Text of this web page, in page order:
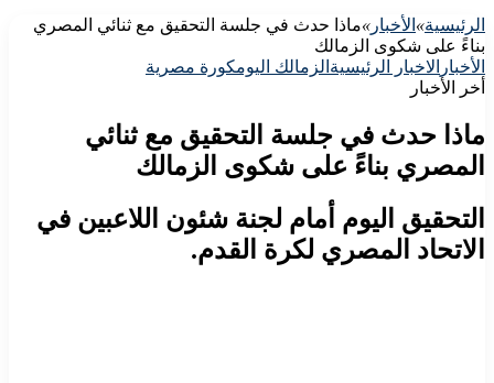
الرئيسية» الأخبار »ماذا حدث في جلسة التحقيق مع ثنائي المصري
بناءً على شكوى الزمالك
الأخبار الاخبار الرئيسية الزمالك اليومكورة مصرية
أخر الأخبار
ماذا حدث في جلسة التحقيق مع ثنائي
المصري بناءً على شكوى الزمالك
التحقيق اليوم أمام لجنة شئون اللاعبين في
الاتحاد المصري لكرة القدم.